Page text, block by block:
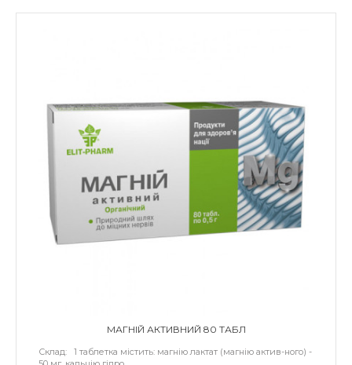
МАГНІЙ АКТИВНИЙ 80 ТАБЛ
Склад: 1 таблетка містить: магнію лактат (магнію актив-ного) -